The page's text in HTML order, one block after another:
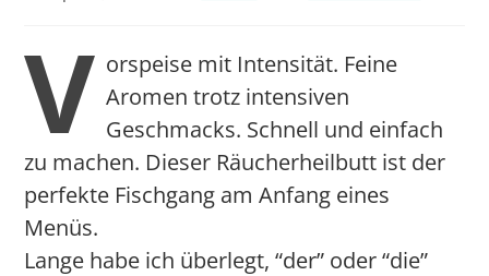
V orspeise mit Intensität. Feine
Aromen trotz intensiven
Geschmacks. Schnell und einfach
zu machen. Dieser Räucherheilbutt ist der
perfekte Fischgang am Anfang eines
Menüs.
Lange habe ich überlegt, “der” oder “die”